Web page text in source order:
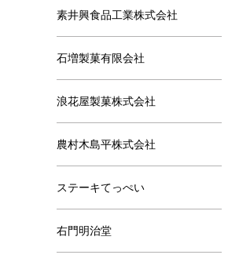
素井興食品工業株式会社
石増製菓有限会社
浪花屋製菓株式会社
農村木島平株式会社
ステーキてっぺい
右門明治堂